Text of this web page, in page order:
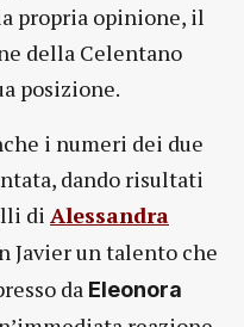
propria opinione, il
della Celentano
posizione.
i numeri dei due
dando risultati
di Alessandra
Javier un talento che
da Eleonora